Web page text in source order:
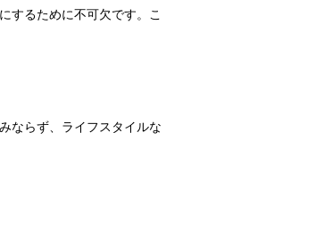
するために不可欠です。こ
ならず、ライフスタイルな